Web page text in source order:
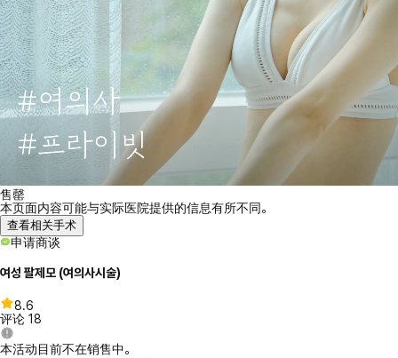
售罄
本页面内容可能与实际医院提供的信息有所不同。
查看相关手术
申请商谈
여성 팔제모 (여의사시술)
8.6
评论 18
本活动目前不在销售中。